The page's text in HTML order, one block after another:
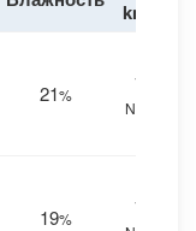
km/h
21%
18
NNW
19%
17